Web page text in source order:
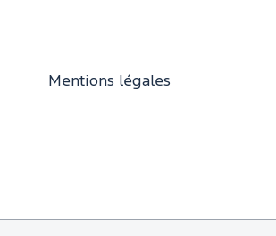
Mentions légales